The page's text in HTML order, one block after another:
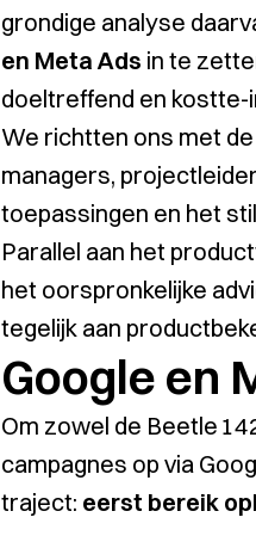
grondige analyse
en Meta Ads in te
doeltreffend en kostte-
We richtten ons met
managers,
toepassingen en het
Parallel aan het
het oorspronkelijke
tegelijk aan
Google en
Om zowel de Beetle
campagnes op via
traject: eerst bereik